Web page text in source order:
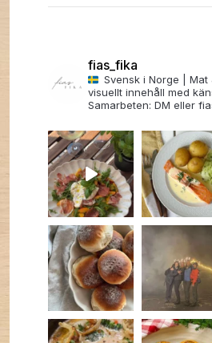
fias_fika
Svensk i Norge | Mat
visuellt innehåll med
Samarbeten: DM eller